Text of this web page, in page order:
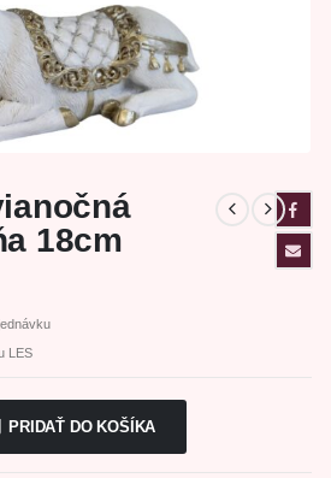
18cm
LES
PRIDAŤ DO KOŠÍKA